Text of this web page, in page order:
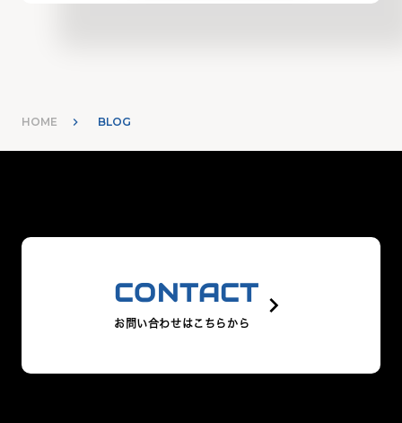
HOME BLOG
CONTACT
お問い合わせはこちらから
keyboard_arrow_right